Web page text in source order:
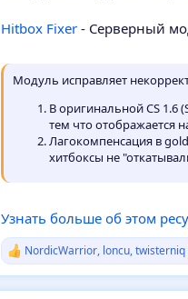
Hitbox Fixer - Серверный
Модуль исправляет
В оригинальной CS 1.6
тем что отображается
Лагокомпенсация в
хитбоксы не
Узнать больше об этом
Р
NordicWarrior, loncu,twisterniq